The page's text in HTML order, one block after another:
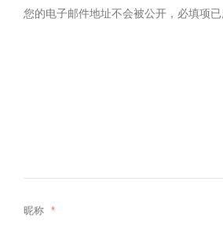
您的电子邮件地址不会被公开， 必填项已
昵称 *